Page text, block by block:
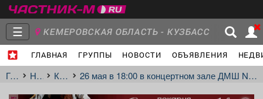
☰ КЕМЕРОВСКАЯ ОБЛАСТЬ - КУЗБАСС
ГЛАВНАЯ ГРУППЫ НОВОСТИ ОБЪЯВЛЕНИЯ
Главная
Группы
ГлавнаяНовостиКультура26 мая в 18:00 в концертном зале ДМШ N 24 состоится сольный концерт вокального ансамбля «Мечтатели»